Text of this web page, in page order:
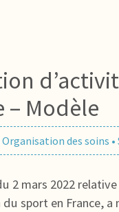
– Modèle
Organisation des soins •
2 mars 2022 relative
sport en France, a